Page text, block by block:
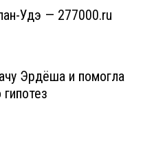
Удэ — 277000.ru
Эрдёша и помогла